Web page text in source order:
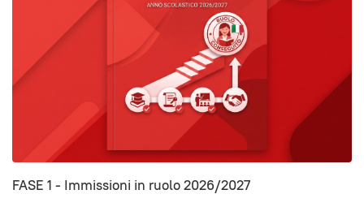
FASE 1 - Immissioni in ruolo 2026/2027